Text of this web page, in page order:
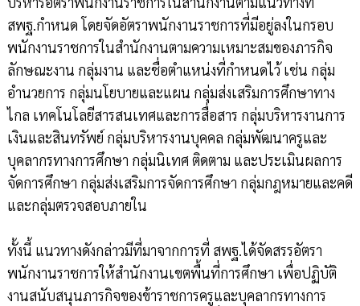
สพฐ.กำหนด โดยจัดอัตราพนักงานราชการที่มีอยู่ลงในกรอบ
พนักงานราชการในสำนักงานตามความเหมาะสมของภารกิจ
ลักษณะงาน กลุ่มงาน และชื่อตำแหน่งที่กำหนดไว้ เช่น กลุ่ม
อำนวยการ กลุ่มนโยบายและแผน กลุ่มส่งเสริมการศึกษาทาง
ไกล เทคโนโลยีสารสนเทศและการสื่อสาร กลุ่มบริหารงานการ
เงินและสินทรัพย์ กลุ่มบริหารงานบุคคล กลุ่มพัฒนาครูและ
บุคลากรทางการศึกษา กลุ่มนิเทศ ติดตาม และประเมินผลการ
จัดการศึกษา กลุ่มส่งเสริมการจัดการศึกษา กลุ่มกฎหมายและคดี
และกลุ่มตรวจสอบภายใน
ทั้งนี้ แนวทางดังกล่าวมีที่มาจากการที่ สพฐ.ได้จัดสรรอัตรา
พนักงานราชการให้สำนักงานเขตพื้นที่การศึกษา เพื่อปฏิบัติ
งานสนับสนุนภารกิจของข้าราชการครูและบุคลากรทางการ